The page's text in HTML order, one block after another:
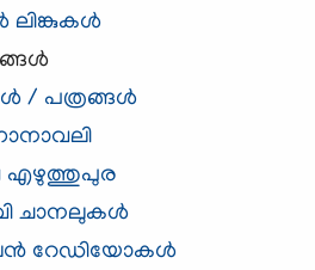
/ പത്രങ്ങള്‍
എഴുത്തുപുര
ചാനലുകള്‍
റേഡിയോകള്‍